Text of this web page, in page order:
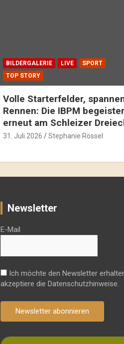
BILDERGALERIE LIVE
SPORT
TOP STORY
Volle Starterfelder,
Rennen: Die IBPM
erneut am Schleizer
31. Juli 2026 Stephanie Rössel
Newsletter
E-Mail
Ich möchte den Newsletter
akzeptiere die Datenschutzhinweise.
Newsletter abonnieren